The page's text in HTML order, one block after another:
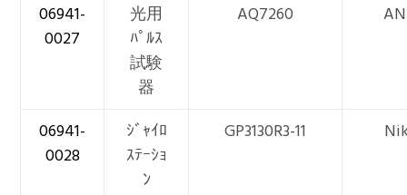
06941-
0027
光用
ﾊﾟﾙｽ
試験
器
AQ7260
06941-
0028
ｼﾞｬｲﾛ
ｽﾃｰｼｮ
ﾝ
GP3130R3-11